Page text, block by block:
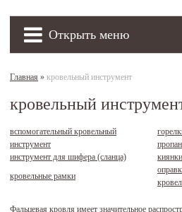
Открыть меню
Главная » кровельный инструмент
кровельный
вспомогательный кровельный
инструмент
инструмент для шифера (сланца)
киянки
кровельные рамки
Фальцевая кровля имеет значительное